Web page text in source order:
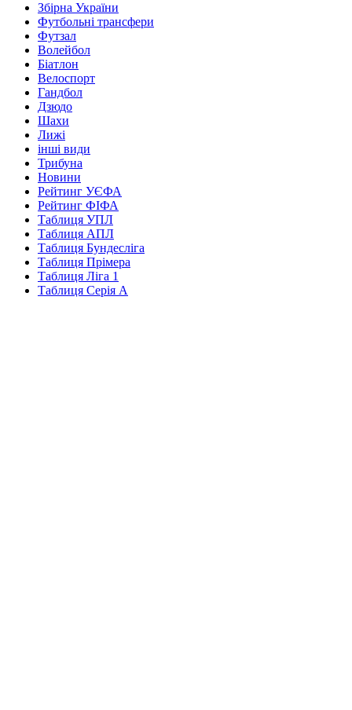
Збірна України
Футбольні трансфери
Футзал
Волейбол
Біатлон
Велоспорт
Гандбол
Дзюдо
Шахи
Лижі
інші види
Трибуна
Новини
Рейтинг УЄФА
Рейтинг ФІФА
Таблиця УПЛ
Таблиця АПЛ
Таблиця Бундесліга
Таблиця Прімера
Таблиця Ліга 1
Таблиця Серія А